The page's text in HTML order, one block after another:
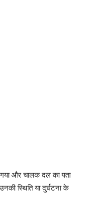
गया और चालक दल का पता
स्थिति या दुर्घटना के